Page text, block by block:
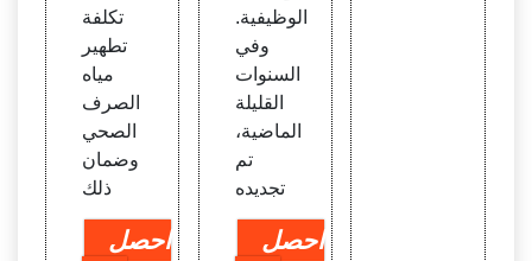
تكلفة
تطهير
مياه
الصرف
الصحي
وضمان
ذلك
احصل
الوظيفية.
وفي
السنوات
القليلة
الماضية،
تم
تجديده
احصل